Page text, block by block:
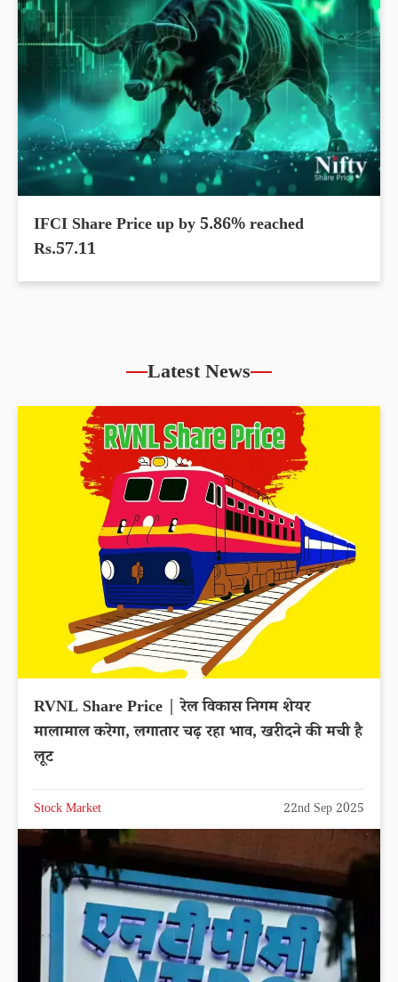
IFCI Share Price up by 5.86% reached
Rs.57.11
Latest News
RVNL Share Price | रेल विकास निगम शेयर
मालामाल करेगा, लगातार चढ़ रहा भाव, खरीदने की मची है
लूट
Stock Market 22nd Sep 2025